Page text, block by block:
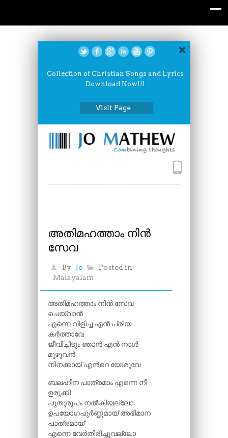
Collection of Christian Songs and Lyrics
Download Now!!!
Visit Page
അതിമഹത്താം നിൻ
സേവ
By Jo
Posted in
Malayalam
അതിമഹത്താം നിൻ സേവ
ചെയ്‌വാൻ
എന്നെ വിളിച്ച എൻ പ്രിയ
കർത്താവേ
ജീവിച്ചിടും ഞാൻ എൻ നാൾ
മുഴുവൻ
നിനക്കായ് എൻറെ യേശുവേ
ബലഹീന പാത്രമാം എന്നെ നീ
ഉരുക്കി
പുതുരൂപം നൽകിയല്ലോ
ഉപയോഗപൂർണ്ണമായ് അഭിമാന
പാത്രമായ്
എന്നെ വേർതിരിച്ചുവല്ലോ